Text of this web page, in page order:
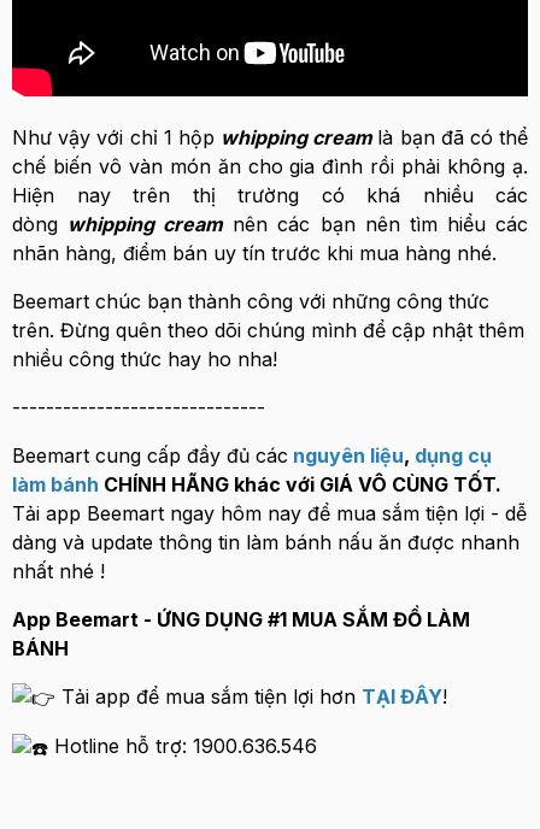
Như vậy với chỉ 1 hộp whipping cream là bạn đã có thể
chế biến vô vàn món ăn cho gia đình rồi phải không ạ.
Hiện nay trên thị trường có khá nhiều các
dòng whipping creamnên các bạn nên tìm hiểu các
nhãn hàng, điểm bán uy tín trước khi mua hàng nhé.
Beemart chúc bạn thành công với những công thức
trên. Đừng quên theo dõi chúng mình để cập nhật thêm
nhiều công thức hay ho nha!
------------------------------
Beemart cung cấp đầy đủ các nguyên liệu, dụng cụ
làm bánh CHÍNH HÃNG khác với GIÁ VÔ CÙNG TỐT.
Tải app Beemart ngay hôm nay để mua sắm tiện lợi - dễ
dàng và update thông tin làm bánh nấu ăn được nhanh
nhất nhé !
App Beemart - ỨNG DỤNG #1 MUA SẮM ĐỒ LÀM
BÁNH
Tải app để mua sắm tiện lợi hơn TẠI ĐÂY!
Hotline hỗ trợ: 1900.636.546